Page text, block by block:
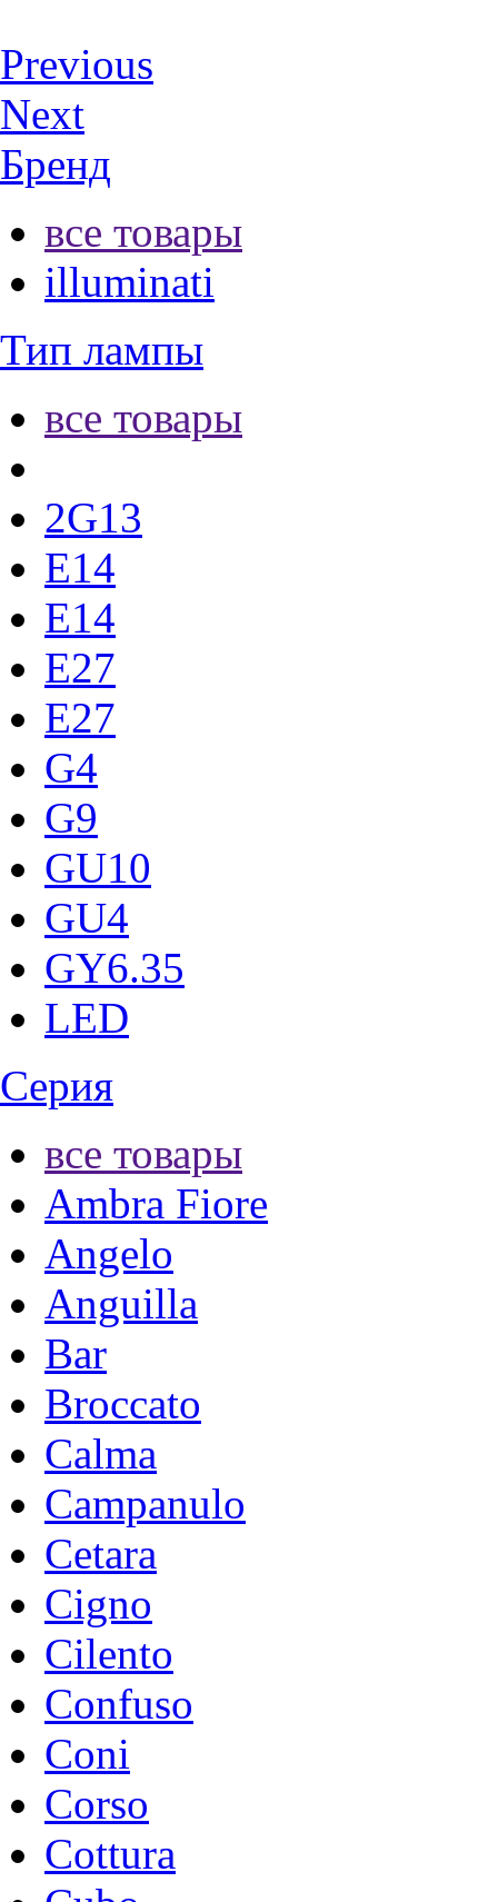
Previous
Next
Бренд
все товары
illuminati
Тип лампы
все товары
2G13
E14
E14
E27
E27
G4
G9
GU10
GU4
GY6.35
LED
Серия
все товары
Ambra Fiore
Angelo
Anguilla
Bar
Broccato
Calma
Campanulo
Cetara
Cigno
Cilento
Confuso
Coni
Corso
Cottura